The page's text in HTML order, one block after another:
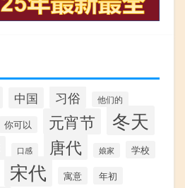
中国 习俗 他们的
你可以 元宵节 冬天
口感 唐代 娘家 学校
宋代 寓意 年初